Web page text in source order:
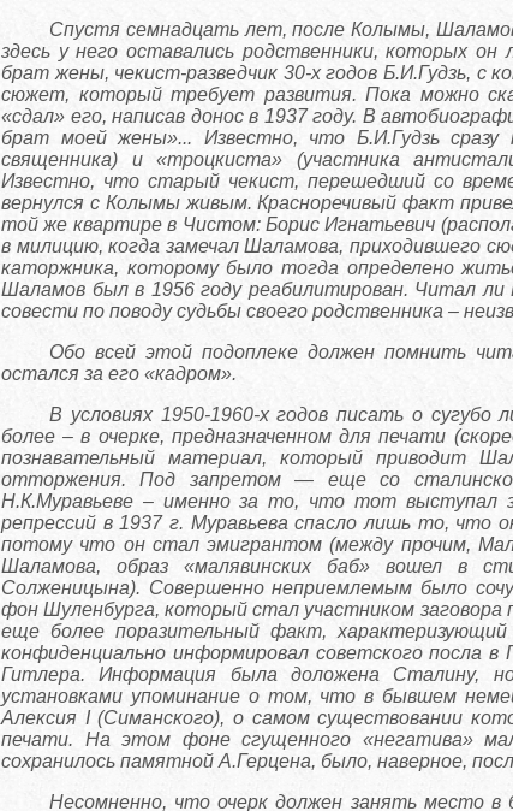
Спустя семнадцать лет, после Колымы,
здесь у него оставались родственники, которых
брат жены, чекист-разведчик 30-х годов Б.И.Гудзь,
сюжет, который требует развития. Пока можно
«сдал» его, написав донос в 1937 году. В
брат моей жены»... Известно, что Б.И.Гудзь сразу
священника) и «троцкиста» (участника
Известно, что старый чекист, перешедший со
вернулся с Колымы живым. Красноречивый факт
той же квартире в Чистом: Борис Игнатьевич
в милицию, когда замечал Шаламова, приходившего
каторжника, которому было тогда определено
Шаламов был в 1956 году реабилитирован. Читал ли
совести по поводу судьбы своего родственника –
Обо всей этой подоплеке должен помнить
остался за его «кадром».
В условиях 1950-1960-х годов писать о
более – в очерке, предназначенном для печати
познавательный материал, который приводит
отторжения. Под запретом — еще со
Н.К.Муравьеве – именно за то, что тот выступал
репрессий в 1937 г. Муравьева спасло лишь то, что
потому что он стал эмигрантом (между прочим,
Шаламова, образ «малявинских баб» вошел в
Солженицына). Совершенно неприемлемым было
фон Шуленбурга, который стал участником заговора
еще более поразительный факт,
конфиденциально информировал советского посла в
Гитлера. Информация была доложена Сталину,
установками упоминание о том, что в бывшем
Алексия I (Симанского), о самом существовании
печати. На этом фоне сгущенного «негатива»
сохранилось памятной А.Герцена, было, наверное,
Несомненно, что очерк должен занять место в